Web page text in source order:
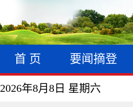
首 页 要闻摘登
2026年8月8日 星期六